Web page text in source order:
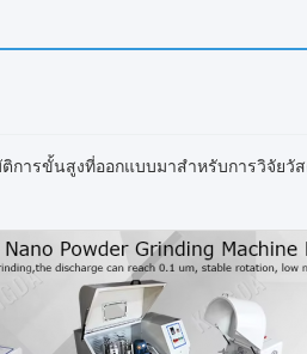
การขั้นสูงที่ออกแบบมาสำหรับการวิจัยวั